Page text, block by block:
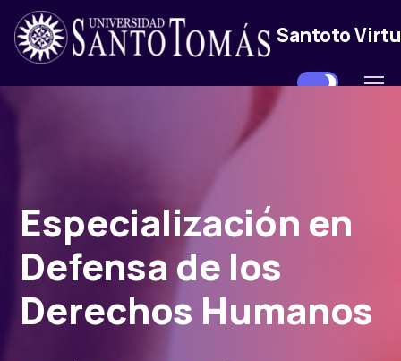
Santoto
Especialización en
Defensa de los
Derechos Humanos